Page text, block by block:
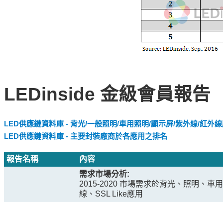
LEDinside 金級會員報告
LED供應鏈資料庫 - 背光/一般照明/車用照明/顯示屏/紫外線/紅外
LED供應鏈資料庫 - 主要封裝廠商於各應用之排名
報告名稱 內容
需求市場分析:
2015-2020 市場需求於背光、照明、車
線、SSL Like應用